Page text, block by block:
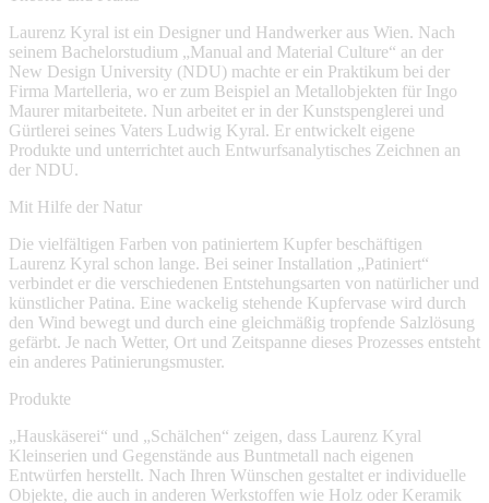
Laurenz Kyral ist ein Designer und Handwerker aus Wien. Nach
seinem Bachelorstudium „Manual and Material Culture“ an der
New Design University (NDU) machte er ein Praktikum bei der
Firma Martelleria, wo er zum Beispiel an Metallobjekten für Ingo
Maurer mitarbeitete. Nun arbeitet er in der Kunstspenglerei und
Gürtlerei seines Vaters Ludwig Kyral. Er entwickelt eigene
Produkte und unterrichtet auch Entwurfsanalytisches Zeichnen an
der NDU.
Mit Hilfe der Natur
Die vielfältigen Farben von patiniertem Kupfer beschäftigen
Laurenz Kyral schon lange. Bei seiner Installation „Patiniert“
verbindet er die verschiedenen Entstehungsarten von natürlicher und
künstlicher Patina. Eine wackelig stehende Kupfervase wird durch
den Wind bewegt und durch eine gleichmäßig tropfende Salzlösung
gefärbt. Je nach Wetter, Ort und Zeitspanne dieses Prozesses entsteht
ein anderes Patinierungsmuster.
Produkte
„Hauskäserei“ und „Schälchen“ zeigen, dass Laurenz Kyral
Kleinserien und Gegenstände aus Buntmetall nach eigenen
Entwürfen herstellt. Nach Ihren Wünschen gestaltet er individuelle
Objekte, die auch in anderen Werkstoffen wie Holz oder Keramik